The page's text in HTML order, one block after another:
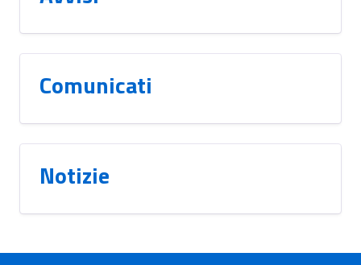
Comunicati
Notizie